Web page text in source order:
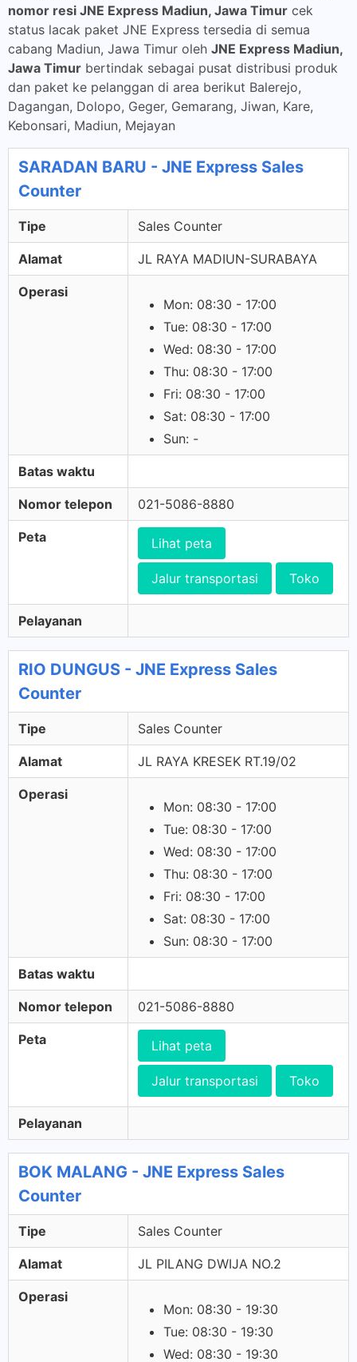
nomor resi JNE Express Madiun, Jawa Timur cek
status lacak paket JNE Express tersedia di semua
cabang Madiun, Jawa Timur oleh JNE Express Madiun,
Jawa Timur bertindak sebagai pusat distribusi produk
dan paket ke pelanggan di area berikut Balerejo,
Dagangan, Dolopo, Geger, Gemarang, Jiwan, Kare,
Kebonsari, Madiun, Mejayan
SARADAN BARU - JNE Express Sales
Counter
Tipe Sales Counter
Alamat JL RAYA MADIUN-SURABAYA
Operasi
Mon: 08:30 - 17:00
Tue: 08:30 - 17:00
Wed: 08:30 - 17:00
Thu: 08:30 - 17:00
Fri: 08:30 - 17:00
Sat: 08:30 - 17:00
Sun: -
Batas waktu
Nomor telepon 021-5086-8880
Peta Lihat peta
Jalur transportasi Toko
Pelayanan
RIO DUNGUS - JNE Express Sales
Counter
Tipe Sales Counter
Alamat JL RAYA KRESEK RT.19/02
Operasi
Mon: 08:30 - 17:00
Tue: 08:30 - 17:00
Wed: 08:30 - 17:00
Thu: 08:30 - 17:00
Fri: 08:30 - 17:00
Sat: 08:30 - 17:00
Sun: 08:30 - 17:00
Batas waktu
Nomor telepon 021-5086-8880
Peta Lihat peta
Jalur transportasi Toko
Pelayanan
BOK MALANG - JNE Express Sales
Counter
Tipe Sales Counter
Alamat JL PILANG DWIJA NO.2
Operasi
Mon: 08:30 - 19:30
Tue: 08:30 - 19:30
Wed: 08:30 - 19:30